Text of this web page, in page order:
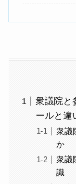
衆議院と
ールと違
衆議
か
衆議
識